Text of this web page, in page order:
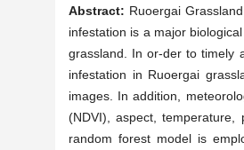
Abstract: Ruoergai
infestation is a major
grassland. In or-der to timely
infestation in Ruoergai
images. In addition,
(NDVI), aspect,
random forest model is